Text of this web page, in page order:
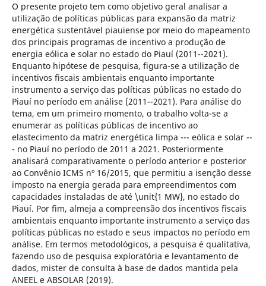
O presente projeto tem como objetivo geral analisar a
utilização de políticas públicas para expansão da matriz
energética sustentável piauiense por meio do mapeamento
dos principais programas de incentivo a produção de
energia eólica e solar no estado do Piauí (2011--2021).
Enquanto hipótese de pesquisa, figura-se a utilização de
incentivos fiscais ambientais enquanto importante
instrumento a serviço das políticas públicas no estado do
Piauí no período em análise (2011--2021). Para análise do
tema, em um primeiro momento, o trabalho volta-se a
enumerar as políticas públicas de incentivo ao
elastecimento da matriz energética limpa --- eólica e solar --
- no Piauí no período de 2011 a 2021. Posteriormente
analisará comparativamente o período anterior e posterior
ao Convênio ICMS nº 16/2015, que permitiu a isenção desse
imposto na energia gerada para empreendimentos com
capacidades instaladas de até \unit{1 MW}, no estado do
Piauí. Por fim, almeja a compreensão dos incentivos fiscais
ambientais enquanto importante instrumento a serviço das
políticas públicas no estado e seus impactos no período em
análise. Em termos metodológicos, a pesquisa é qualitativa,
fazendo uso de pesquisa exploratória e levantamento de
dados, mister de consulta à base de dados mantida pela
ANEEL e ABSOLAR (2019).